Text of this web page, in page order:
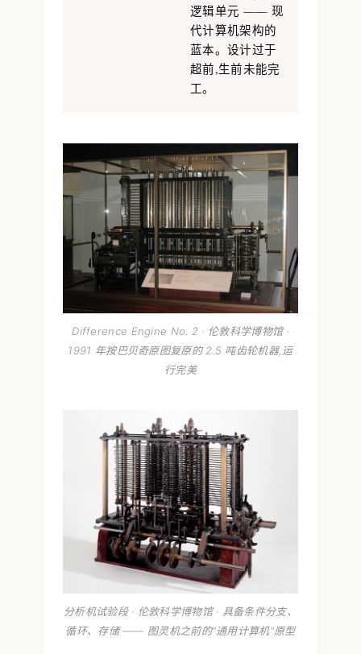
逻辑单元 —— 现
代计算机架构的
蓝本。设计过于
超前,生前未能完
工。
Difference Engine No. 2 · 伦敦科学博物馆 ·
1991 年按巴贝奇原图复原的 2.5 吨齿轮机器,运
行完美
分析机试验段 · 伦敦科学博物馆 · 具备条件分支、
循环、存储 —— 图灵机之前的"通用计算机"原型